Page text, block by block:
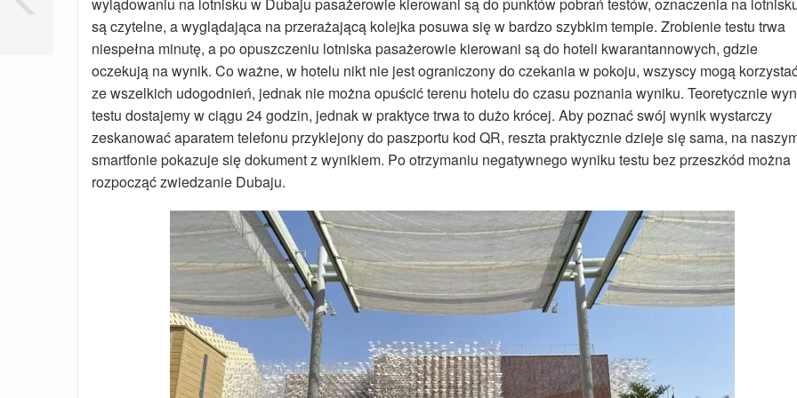
wylądowaniu na lotnisku w Dubaju pasażerowie kierowani są do punktów pobrań testów, oznaczenia na
są czytelne, a wyglądająca na przerażającą kolejka posuwa się w bardzo szybkim tempie. Zrobienie testu trwa
niespełna minutę, a po opuszczeniu lotniska pasażerowie kierowani są do hoteli kwarantannowych, gdzie
oczekują na wynik. Co ważne, w hotelu nikt nie jest ograniczony do czekania w pokoju, wszyscy mogą
ze wszelkich udogodnień, jednak nie można opuścić terenu hotelu do czasu poznania wyniku. Teoretycznie
testu dostajemy w ciągu 24 godzin, jednak w praktyce trwa to dużo krócej. Aby poznać swój wynik wystarczy
zeskanować aparatem telefonu przyklejony do paszportu kod QR, reszta praktycznie dzieje się sama, na
smartfonie pokazuje się dokument z wynikiem. Po otrzymaniu negatywnego wyniku testu bez przeszkód można
rozpocząć zwiedzanie Dubaju.